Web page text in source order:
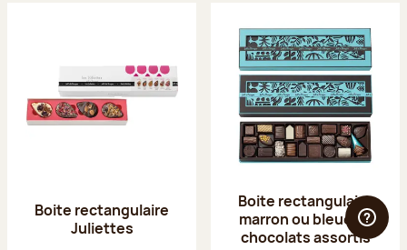
Boite rectangulaire
Juliettes
Boite rectangulaire
marron ou bleue 23
chocolats assortis